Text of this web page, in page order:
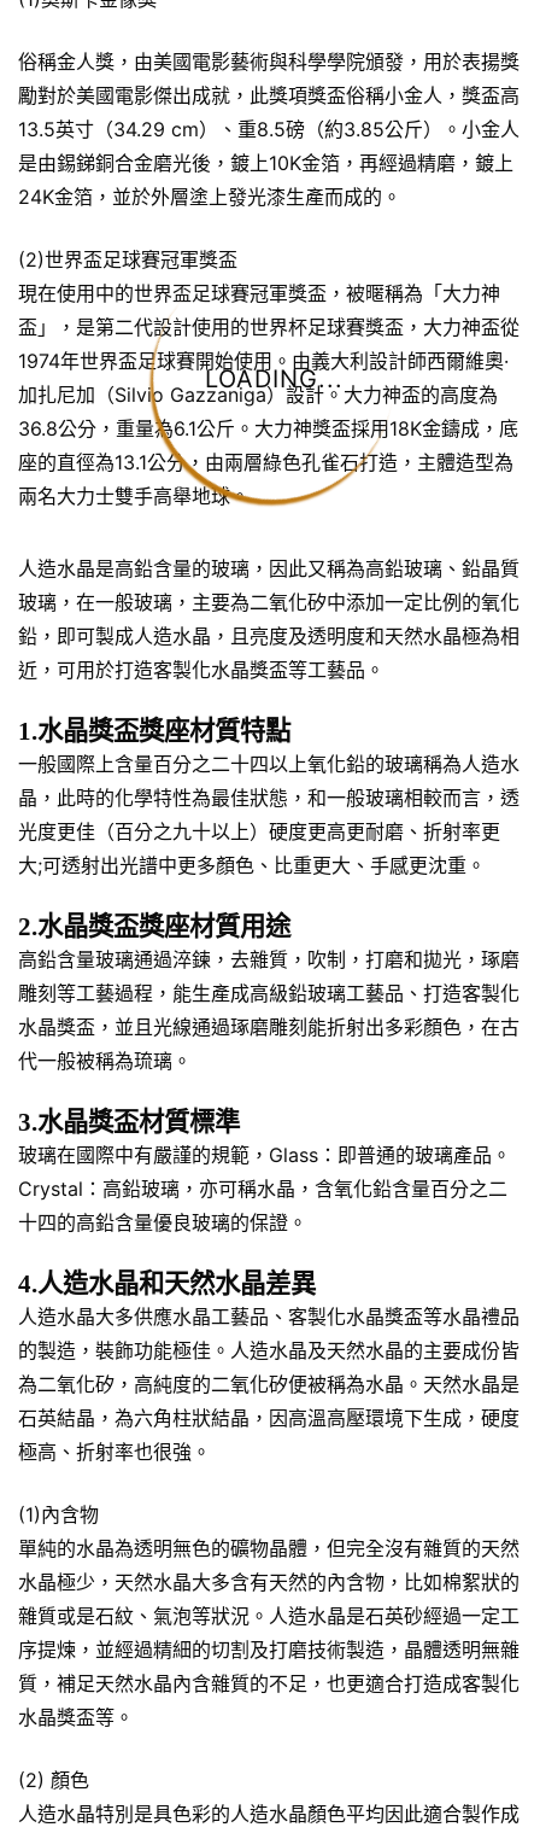
LOADING...
俗稱金人獎，由美國電影藝術與科學學院頒發，用於表揚獎
勵對於美國電影傑出成就，此獎項獎盃俗稱小金人，獎盃高
13.5英寸（34.29 cm）、重8.5磅（約3.85公斤）。小金人
是由錫銻銅合金磨光後，鍍上10K金箔，再經過精磨，鍍上
24K金箔，並於外層塗上發光漆生產而成的。
(2)世界盃足球賽冠軍獎盃
現在使用中的世界盃足球賽冠軍獎盃，被暱稱為「大力神
盃」，是第二代設計使用的世界杯足球賽獎盃，大力神盃從
1974年世界盃足球賽開始使用。由義大利設計師西爾維奧·
加扎尼加（Silvio Gazzaniga）設計。大力神盃的高度為
36.8公分，重量為6.1公斤。大力神獎盃採用18K金鑄成，底
座的直徑為13.1公分，由兩層綠色孔雀石打造，主體造型為
兩名大力士雙手高舉地球。
人造水晶是高鉛含量的玻璃，因此又稱為高鉛玻璃、鉛晶質
玻璃，在一般玻璃，主要為二氧化矽中添加一定比例的氧化
鉛，即可製成人造水晶，且亮度及透明度和天然水晶極為相
近，可用於打造客製化水晶獎盃等工藝品。
1.水晶獎盃獎座材質特點
一般國際上含量百分之二十四以上氧化鉛的玻璃稱為人造水
晶，此時的化學特性為最佳狀態，和一般玻璃相較而言，透
光度更佳（百分之九十以上）硬度更高更耐磨、折射率更
大;可透射出光譜中更多顏色、比重更大、手感更沈重。
2.水晶獎盃獎座材質用途
高鉛含量玻璃通過淬鍊，去雜質，吹制，打磨和拋光，琢磨
雕刻等工藝過程，能生產成高級鉛玻璃工藝品、打造客製化
水晶獎盃，並且光線通過琢磨雕刻能折射出多彩顏色，在古
代一般被稱為琉璃。
3.水晶獎盃材質標準
玻璃在國際中有嚴謹的規範，Glass：即普通的玻璃產品。
Crystal：高鉛玻璃，亦可稱水晶，含氧化鉛含量百分之二
十四的高鉛含量優良玻璃的保證。
4.人造水晶和天然水晶差異
人造水晶大多供應水晶工藝品、客製化水晶獎盃等水晶禮品
的製造，裝飾功能極佳。人造水晶及天然水晶的主要成份皆
為二氧化矽，高純度的二氧化矽便被稱為水晶。天然水晶是
石英結晶，為六角柱狀結晶，因高溫高壓環境下生成，硬度
極高、折射率也很強。
(1)內含物
單純的水晶為透明無色的礦物晶體，但完全沒有雜質的天然
水晶極少，天然水晶大多含有天然的內含物，比如棉絮狀的
雜質或是石紋、氣泡等狀況。人造水晶是石英砂經過一定工
序提煉，並經過精細的切割及打磨技術製造，晶體透明無雜
質，補足天然水晶內含雜質的不足，也更適合打造成客製化
水晶獎盃等。
(2) 顏色
人造水晶特別是具色彩的人造水晶顏色平均因此適合製作成